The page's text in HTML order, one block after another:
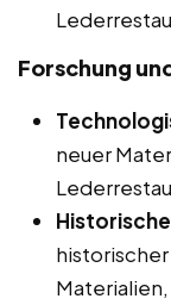
Forschung
neuer